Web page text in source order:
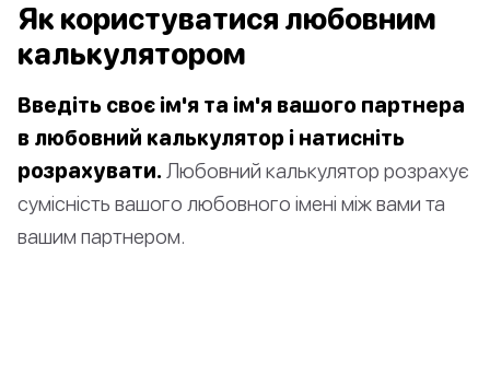
Як користуватися любовним
калькулятором
Введіть своє ім'я та ім'я вашого партнера
в любовний калькулятор і натисніть
розрахувати. Любовний калькулятор розрахує
сумісність вашого любовного імені між вами та
вашим партнером.